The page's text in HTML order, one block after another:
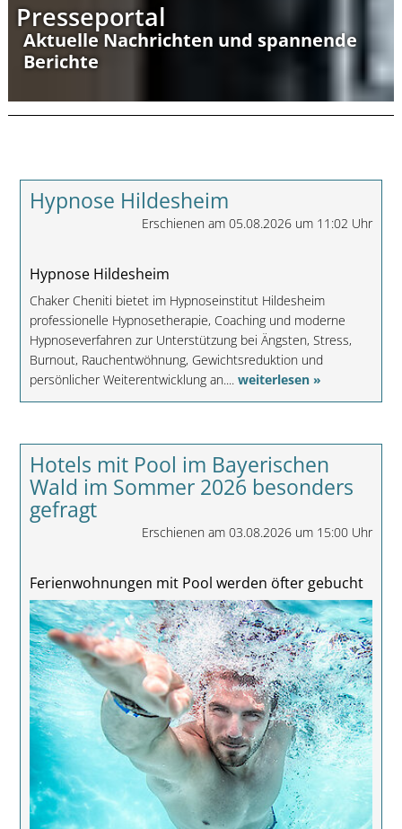
Presseportal
Aktuelle Nachrichten und spannende
Berichte
Hypnose Hildesheim
Erschienen am 05.08.2026 um 11:02 Uhr
Hypnose Hildesheim
Chaker Cheniti bietet im Hypnoseinstitut Hildesheim
professionelle Hypnosetherapie, Coaching und moderne
Hypnoseverfahren zur Unterstützung bei Ängsten, Stress,
Burnout, Rauchentwöhnung, Gewichtsreduktion und
persönlicher Weiterentwicklung an.... weiterlesen »
Hotels mit Pool im Bayerischen
Wald im Sommer 2026 besonders
gefragt
Erschienen am 03.08.2026 um 15:00 Uhr
Ferienwohnungen mit Pool werden öfter gebucht